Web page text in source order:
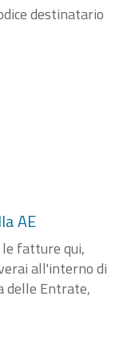
destinatario
AE
fatture qui,
all'interno di
delle Entrate,